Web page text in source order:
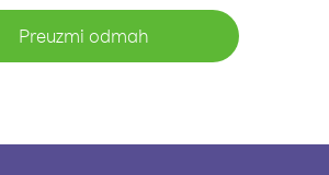
Preuzmi odmah